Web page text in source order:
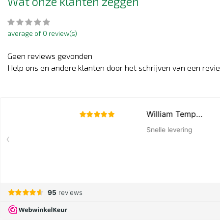
average of 0 review(s)
Geen reviews gevonden
Help ons en andere klanten door het schrijven van een